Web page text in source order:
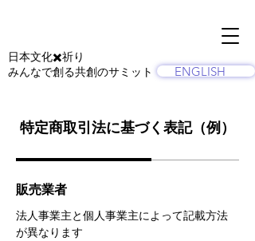
日本文化✖️祈り
​みんなで創る共創のサミット
ENGLISH
特定商取引法に基づく表記（例）
販売業者
法人事業主と個人事業主によって記載方法
が異なります